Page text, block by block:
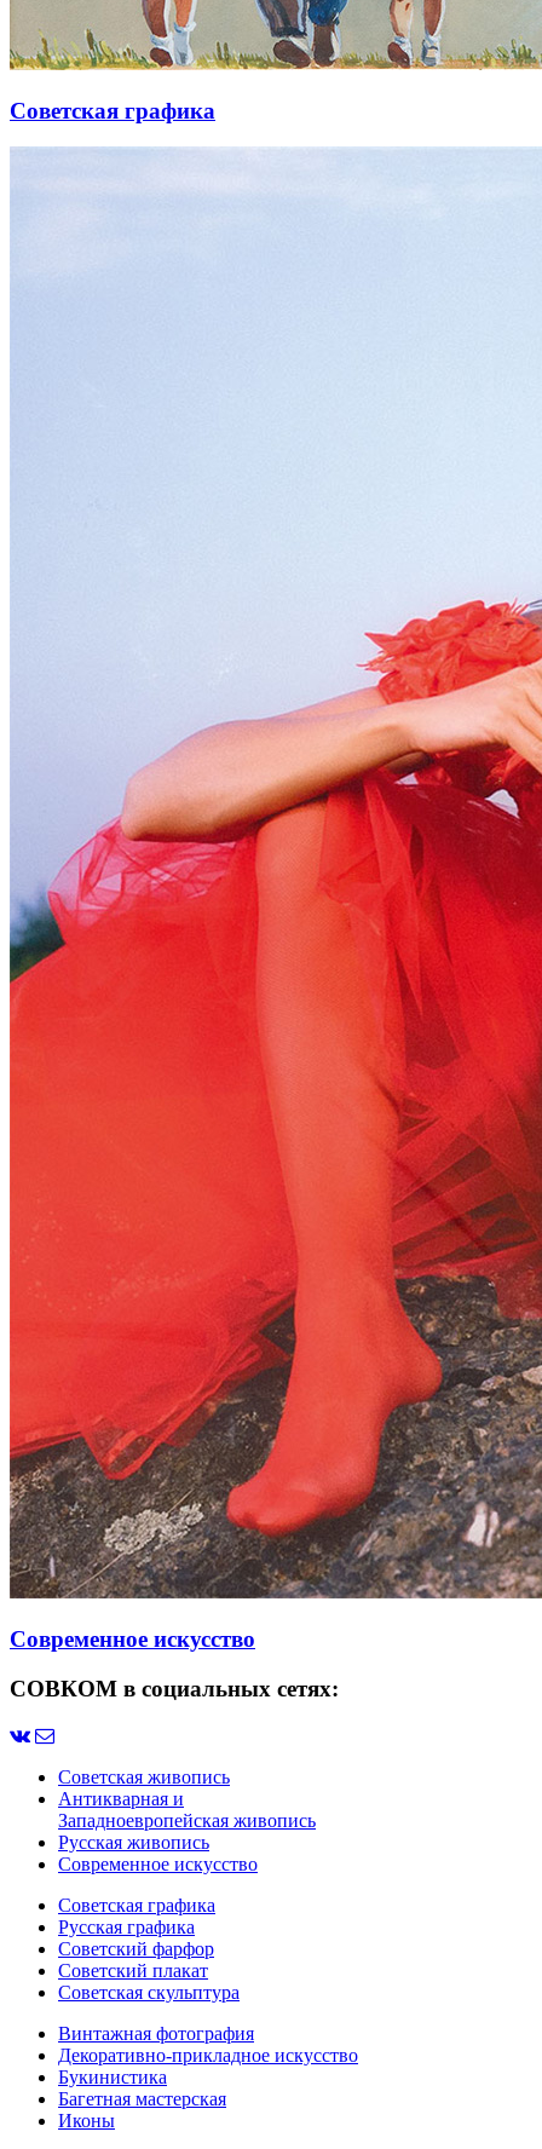
Советская графика
Современное искусство
СОВКОМ в социальных сетях:
Советская живопись
Антикварная и
Западноевропейская живопись
Русская живопись
Современное искусство
Советская графика
Русская графика
Советский фарфор
Советский плакат
Советская скульптура
Винтажная фотография
Декоративно-прикладное искусство
Букинистика
Багетная мастерская
Иконы